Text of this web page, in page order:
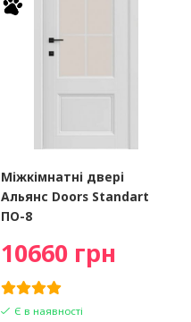
Міжкімнатні двері
Альянс Doors Standart
ПО-8
10660 грн
Є в наявності